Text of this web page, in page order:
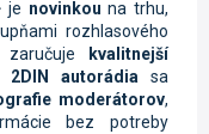
je novinkouna trhu,
rozhlasového
zaručuje
kvalitnejší
2DIN autorádia
sa
moderátorov,
bez potreby